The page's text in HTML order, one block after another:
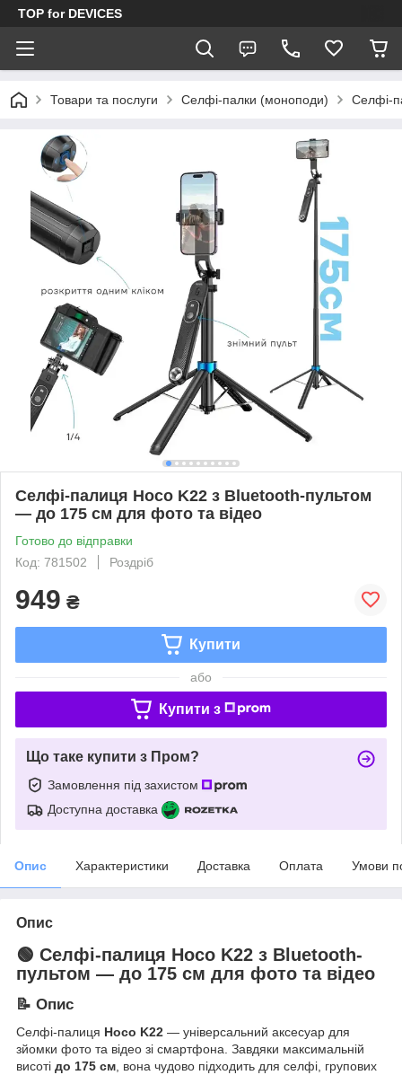
TOP for DEVICES
Товари та послуги Селфі-палки (моноподи) Селфі-
Селфі-палиця Hoco K22 з Bluetooth-пультом
— до 175 см для фото та відео
Готово до відправки
Код: 781502
Роздріб
949 ₴
Купити
або
Купити з
Що таке купити з Пром?
Замовлення під захистом
Доступна доставка
Опис Характеристики Доставка Оплата Умови
Опис
🟢 Селфі-палиця Hoco K22 з Bluetooth-
пультом — до 175 см для фото та відео
📝 Опис
Селфі-палиця Hoco K22 — універсальний аксесуар для
зйомки фото та відео зі смартфона. Завдяки максимальній
висоті до 175 см, вона чудово підходить для селфі, групових